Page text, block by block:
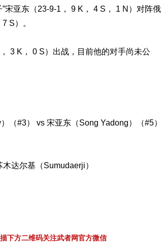
宋亚东（23-9-1， 9 K， 4 S， 1 N）对阵俄
S）。
3 K， 0 S）出战，目前他的对手尚未公
（#3） vs 宋亚东（Song Yadong）（#5）
达尔基（Sumudaerji）
下方二维码关注武者网官方微信